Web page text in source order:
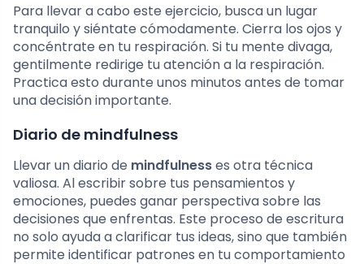
Para llevar a cabo este ejercicio, busca un lugar
tranquilo y siéntate cómodamente. Cierra los ojos y
concéntrate en tu respiración. Si tu mente divaga,
gentilmente redirige tu atención a la respiración.
Practica esto durante unos minutos antes de tomar
una decisión importante.
Diario de mindfulness
Llevar un diario de mindfulnesses otra técnica
valiosa. Al escribir sobre tus pensamientos y
emociones, puedes ganar perspectiva sobre las
decisiones que enfrentas. Este proceso de escritura
no solo ayuda a clarificar tus ideas, sino que también
permite identificar patrones en tu comportamiento